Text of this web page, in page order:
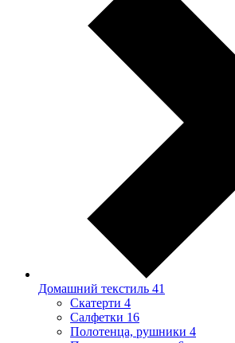
Домашний текстиль 41
Скатерти 4
Салфетки 16
Полотенца, рушники 4